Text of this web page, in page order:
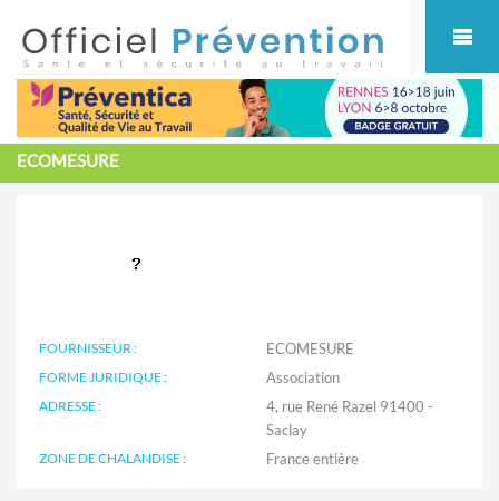
ECOMESURE
FOURNISSEUR : ECOMESURE
FORME JURIDIQUE : Association
ADRESSE :
4, rue René Razel 91400 -
Saclay
ZONE DE CHALANDISE :